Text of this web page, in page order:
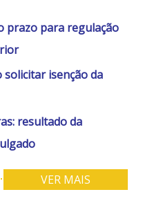
prazo para regulação
solicitar isenção da
resultado da
VER MAIS